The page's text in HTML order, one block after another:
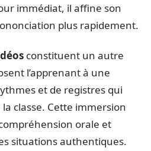
immédiat, il affine son
plus rapidement.
constituent un autre
l’apprenant à une
et de registres qui
classe. Cette immersion
orale et
situations authentiques.